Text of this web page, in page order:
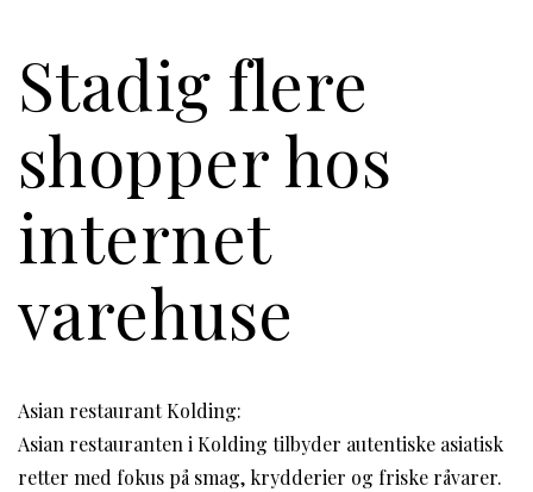
Stadig flere
shopper hos
internet
varehuse
Asian restaurant Kolding:
Asian restauranten i Kolding tilbyder autentiske asiatisk
retter med fokus på smag, krydderier og friske råvarer.